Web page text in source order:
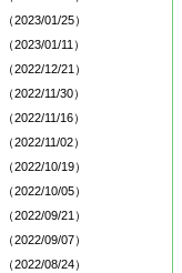
（2023/01/25）
（2023/01/11）
（2022/12/21）
（2022/11/30）
（2022/11/16）
（2022/11/02）
（2022/10/19）
（2022/10/05）
（2022/09/21）
（2022/09/07）
（2022/08/24）